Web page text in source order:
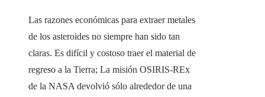
Las razones económicas para extraer metales
de los asteroides no siempre han sido tan
claras. Es difícil y costoso traer el material de
regreso a la Tierra; La misión OSIRIS-REx
de la NASA devolvió sólo alrededor de una